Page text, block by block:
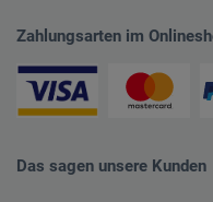
Zahlungsarten im
Das sagen unsere Kunden